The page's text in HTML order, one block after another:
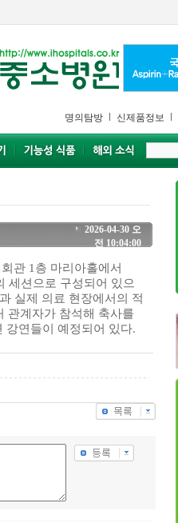
명의탐방 신제품정보
2026-04-30 오
전 10:04:00
관 1층 마리아홀에서
세션으로 구성되어 있으
실제 의료 현장에서의 적
관계자가 참석해 축사를
강연들이 예정되어 있다.